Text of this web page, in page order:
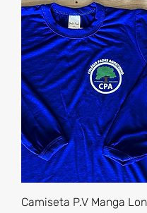
Camiseta P.V Manga